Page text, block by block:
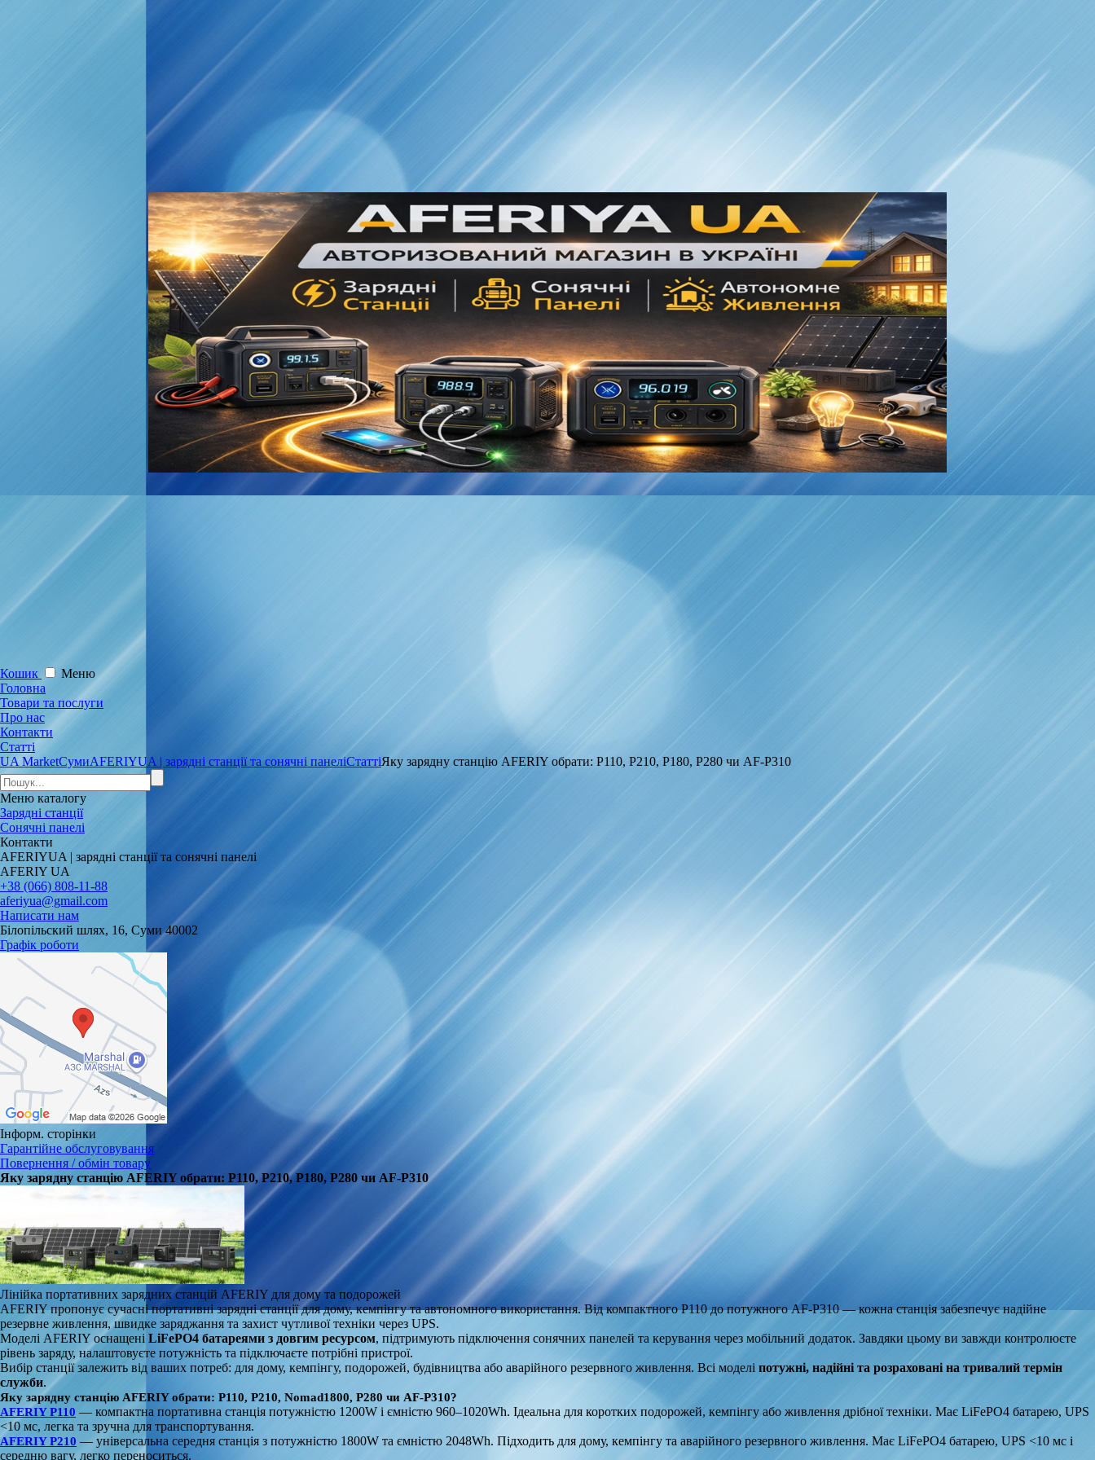
Кошик
Меню
Головна
Товари та послуги
Про нас
Контакти
Статті
UA MarketСумиAFERIYUA | зарядні станції та сонячні панеліСтаттіЯку зарядну станцію AFERIY обрати: P110, P210, P180, P280 чи AF‑P310
Меню каталогу
Зарядні станції
Сонячні панелі
Контакти
AFERIYUA | зарядні станції та сонячні панелі
AFERIY UA
+38 (066) 808-11-88
aferiyua@gmail.com
Написати нам
Білопільский шлях, 16, Суми 40002
Графік роботи
Інформ. сторінки
Гарантійне обслуговування
Повернення / обмін товару
Яку зарядну станцію AFERIY обрати: P110, P210, P180, P280 чи AF‑P310
Лінійка портативних зарядних станцій AFERIY для дому та подорожей
AFERIY пропонує сучасні портативні зарядні станції для дому, кемпінгу та автономного використання. Від компактного P110 до потужного AF‑P310 — кожна станція забезпечує надійне
резервне живлення, швидке заряджання та захист чутливої техніки через UPS.
Моделі AFERIY оснащені LiFePO4 батареями з довгим ресурсом, підтримують підключення сонячних панелей та керування через мобільний додаток. Завдяки цьому ви завжди контролюєте
рівень заряду, налаштовуєте потужність та підключаєте потрібні пристрої.
Вибір станції залежить від ваших потреб: для дому, кемпінгу, подорожей, будівництва або аварійного резервного живлення. Всі моделі потужні, надійні та розраховані на тривалий термін
служби.
Яку зарядну станцію AFERIY обрати: P110, P210, Nomad1800, P280 чи AF‑P310?
AFERIY P110 — компактна портативна станція потужністю 1200W і ємністю 960–1020Wh. Ідеальна для коротких подорожей, кемпінгу або живлення дрібної техніки. Має LiFePO4 батарею, UPS
<10 мс, легка та зручна для транспортування.
AFERIY P210 — універсальна середня станція з потужністю 1800W та ємністю 2048Wh. Підходить для дому, кемпінгу та аварійного резервного живлення. Має LiFePO4 батарею, UPS <10 мс і
середню вагу, легко переноситься.